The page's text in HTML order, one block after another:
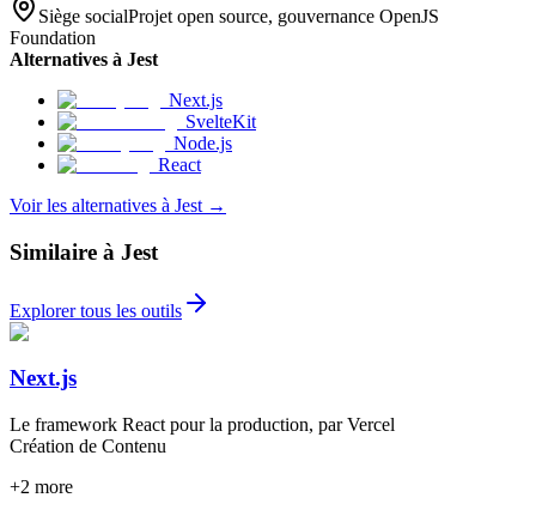
Siège socialProjet open source, gouvernance OpenJS
Foundation
Alternatives à Jest
Next.js
SvelteKit
Node.js
React
Voir les alternatives à Jest →
Similaire à Jest
Explorer tous les outils
Next.js
Le framework React pour la production, par Vercel
Création de Contenu
+2 more